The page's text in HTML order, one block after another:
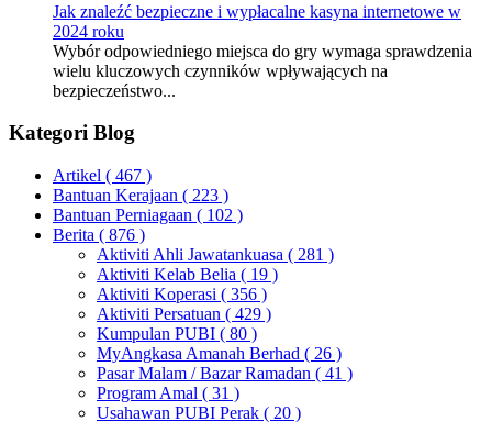
Jak znaleźć bezpieczne i wypłacalne kasyna internetowe w
2024 roku
Wybór odpowiedniego miejsca do gry wymaga sprawdzenia
wielu kluczowych czynników wpływających na
bezpieczeństwo...
Kategori Blog
Artikel ( 467 )
Bantuan Kerajaan ( 223 )
Bantuan Perniagaan ( 102 )
Berita ( 876 )
Aktiviti Ahli Jawatankuasa ( 281 )
Aktiviti Kelab Belia ( 19 )
Aktiviti Koperasi ( 356 )
Aktiviti Persatuan ( 429 )
Kumpulan PUBI ( 80 )
MyAngkasa Amanah Berhad ( 26 )
Pasar Malam / Bazar Ramadan ( 41 )
Program Amal ( 31 )
Usahawan PUBI Perak ( 20 )